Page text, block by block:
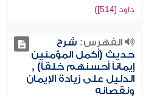
داود [514])
الفهرس: شرح
حديث (أكمل المؤمنين
إيماناً أحسنهم خلقاً) ,
الدليل على زيادة الإيمان
ونقصانه